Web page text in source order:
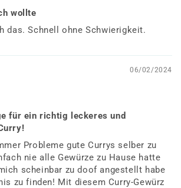
wollte
das. Schnell ohne Schwierigkeit.
06/02/2024
für ein richtig leckeres und
Probleme gute Currys selber zu
nie alle Gewürze zu Hause hatte
scheinbar zu doof angestellt habe
zu finden! Mit diesem Curry-Gewürz